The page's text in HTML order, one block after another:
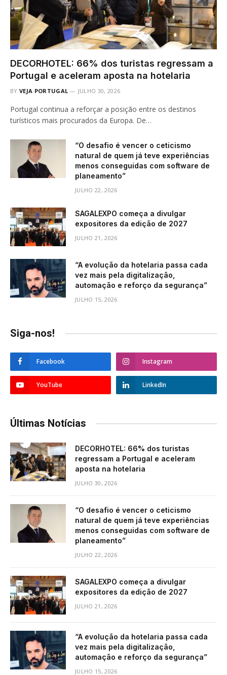
DECORHOTEL: 66% dos turistas regressam a
Portugal e aceleram aposta na hotelaria
BY VEJA PORTUGAL JULHO 30, 2026
Portugal continua a reforçar a posição entre os destinos
turísticos mais procurados da Europa. De…
“O desafio é vencer o ceticismo
natural de quem já teve experiências
menos conseguidas com software de
planeamento”
JULHO 22, 2026
SAGALEXPO começa a divulgar
expositores da edição de 2027
JULHO 21, 2026
“A evolução da hotelaria passa cada
vez mais pela digitalização,
automação e reforço da segurança”
JULHO 15, 2026
Siga-nos!
Facebook Instagram
YouTube LinkedIn
Últimas Notícias
DECORHOTEL: 66% dos turistas
regressam a Portugal e aceleram
aposta na hotelaria
JULHO 30, 2026
“O desafio é vencer o ceticismo
natural de quem já teve experiências
menos conseguidas com software de
planeamento”
JULHO 22, 2026
SAGALEXPO começa a divulgar
expositores da edição de 2027
JULHO 21, 2026
“A evolução da hotelaria passa cada
vez mais pela digitalização,
automação e reforço da segurança”
JULHO 15, 2026